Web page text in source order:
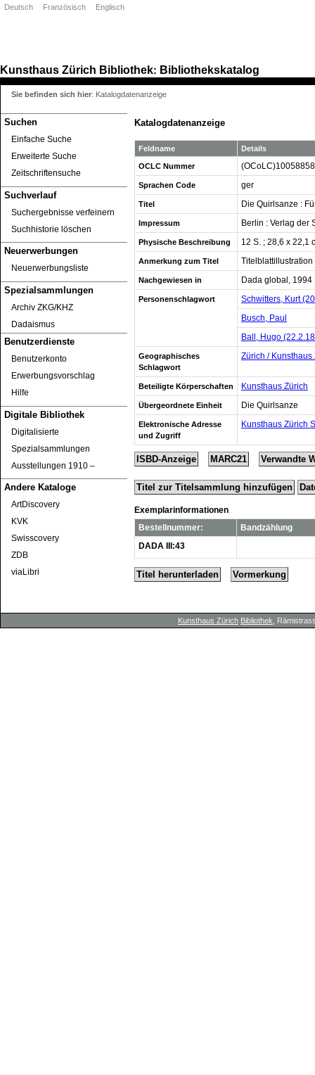
Kunsthaus Zürich Bibliothek: Bibliothekskatalog
Suchen
Einfache Suche
Erweiterte Suche
Zeitschriftensuche
Suchverlauf
Suchergebnisse verfeinern
Suchhistorie löschen
Neuerwerbungen
Neuerwerbungsliste
Spezialsammlungen
Archiv ZKG/KHZ
Dadaismus
Benutzerdienste
Benutzerkonto
Erwerbungsvorschlag
Hilfe
Digitale Bibliothek
Digitalisierte
Spezialsammlungen
Ausstellungen 1910 ‒
Andere Kataloge
ArtDiscovery
KVK
Swisscovery
ZDB
viaLibri
Deutsch Französisch Englisch
Sie befinden sich hier: Katalogdatenanzeige
Katalogdatenanzeige
Feldname Details
OCLC Nummer
Sprachen Code ger
Titel Die Quirlsanze :
Impressum Berlin : Verlag der
Physische Beschreibung 12 S. ; 28,6 x 22,1
Anmerkung zum Titel Titelblattillustration
Nachgewiesen in Dada global, 1994
Personenschlagwort
Schwitters, Kurt
Busch, Paul
Ball, Hugo
Geographisches
Schlagwort
Zürich /
Beteiligte Körperschaften Kunsthaus Zürich
Übergeordnete Einheit Die Quirlsanze
Elektronische Adresse
und Zugriff
Kunsthaus Zürich
ISBD-Anzeige MARC21 Verwandte
Titel zur Titelsammlung hinzufügen
Exemplarinformationen
Bestellnummer:
Bandzählung
DADA III:43
Titel herunterladen Vormerkung
Kunsthaus Zürich Bibliothek ,